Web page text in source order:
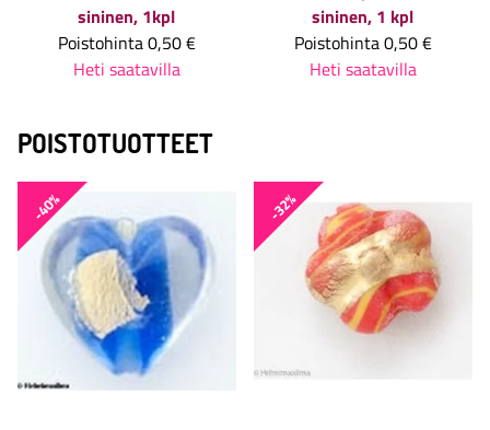
sininen, 1kpl
Poistohinta0,50 €
Heti saatavilla
sininen, 1 kpl
Poistohinta0,50 €
Heti saatavilla
POISTOTUOTTEET
-40% -32%